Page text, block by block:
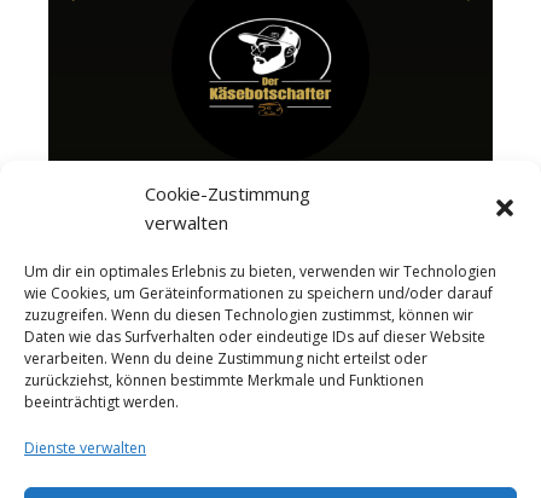
Cookie-Zustimmung
verwalten
Um dir ein optimales Erlebnis zu bieten, verwenden wir Technologien
wie Cookies, um Geräteinformationen zu speichern und/oder darauf
zuzugreifen. Wenn du diesen Technologien zustimmst, können wir
Daten wie das Surfverhalten oder eindeutige IDs auf dieser Website
verarbeiten. Wenn du deine Zustimmung nicht erteilst oder
zurückziehst, können bestimmte Merkmale und Funktionen
beeinträchtigt werden.
Dienste verwalten